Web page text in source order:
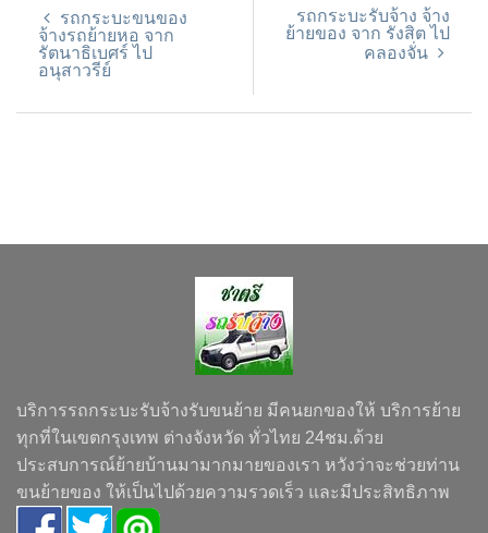
รถกระบะขนของ
จ้างรถย้ายหอ จาก
รัตนาธิเบศร์ ไป
อนุสาวรีย์
รถกระบะรับจ้าง จ้าง
ย้ายของ จาก รังสิต ไป
คลองจั่น
บริการรถกระบะรับจ้างรับขนย้าย มีคนยกของให้ บริการย้าย
ทุกที่ในเขตกรุงเทพ ต่างจังหวัด ทั่วไทย 24ชม.ด้วย
ประสบการณ์ย้ายบ้านมามากมายของเรา หวังว่าจะช่วยท่าน
ขนย้ายของ ให้เป็นไปด้วยความรวดเร็ว และมีประสิทธิภาพ